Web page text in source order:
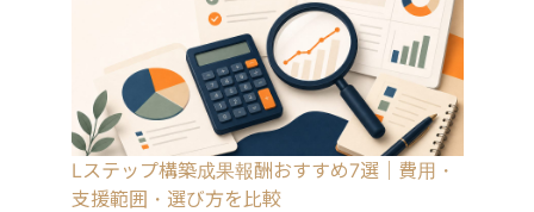
Lステップ構築成果報酬おすすめ7選｜費用・
支援範囲・選び方を比較